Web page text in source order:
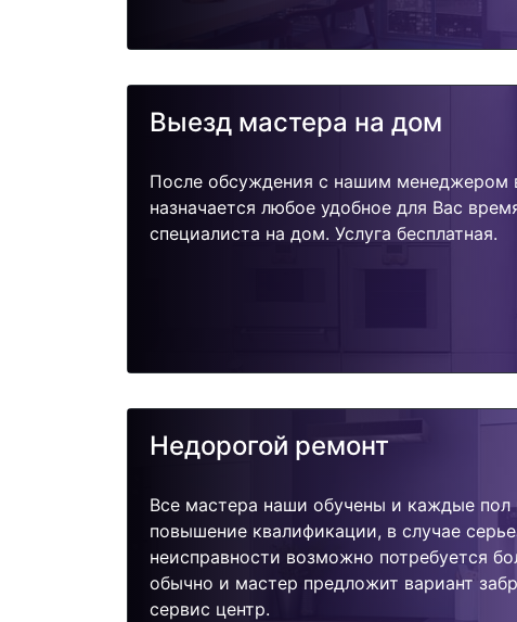
Выезд мастера на дом
После обсуждения с нашим менеджером
назначается любое удобное для Вас
специалиста на дом. Услуга бесплатная.
Недорогой ремонт
Все мастера наши обучены и каждые пол
повышение квалификации, в случае
неисправности возможно потребуется
обычно и мастер предложит вариант
сервис центр.